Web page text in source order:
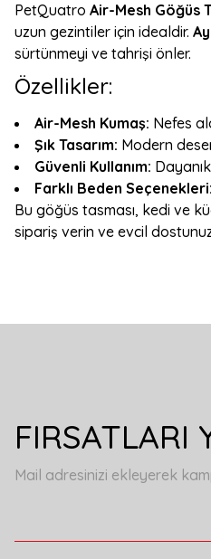
PetQuatro Air-Mesh Göğüs
uzun gezintiler için idealdir.
sürtünmeyi ve tahrişi önler.
Özellikler:
Air-Mesh Kumaş: Nefes
Şık Tasarım: Modern
Güvenli Kullanım:
Farklı Beden Seçenekleri:
Bu göğüs tasması, kedi ve
sipariş verin ve evcil
Ürün açıklamasında eksik
Ürün fiyatı diğer sitelerden daha
FIRSATLARI
Mail adresinizi ekleyerek